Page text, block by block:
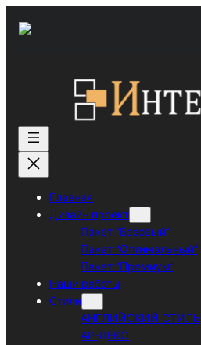
содержимому
Главная
Дизайн проект
Пакет “Базовый”
Пакет “Оптимальный”
Пакет “Премиум”
Наши работы
Стили
АНГЛИЙСКИЙ СТИЛЬ
АР-ДЕКО